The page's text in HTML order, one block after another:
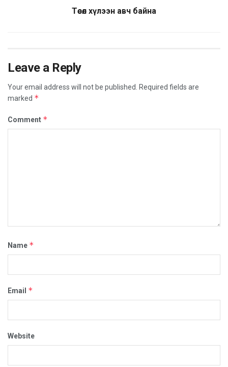
Төсөл хүлээн авч байна
Leave a Reply
Your email address will not be published.
Required fields are
marked *
Comment *
Name *
Email *
Website